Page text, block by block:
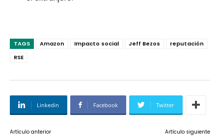
TAGS Amazon Impacto social Jeff Bezos
reputación
RSE
Linkedin Facebook Twitter
Artículo anterior Artículo siguiente